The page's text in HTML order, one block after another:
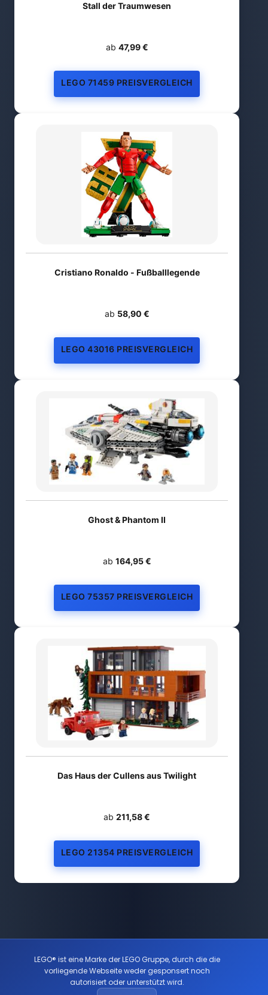
Stall der Traumwesen
ab 47,99 €
LEGO 71459 PREISVERGLEICH
Cristiano Ronaldo - Fußballlegende
ab 58,90 €
LEGO 43016 PREISVERGLEICH
Ghost & Phantom II
ab 164,95 €
LEGO 75357 PREISVERGLEICH
Das Haus der Cullens aus Twilight
ab 211,58 €
LEGO 21354 PREISVERGLEICH
LEGO® ist eine Marke der LEGO Gruppe, durch die die
vorliegende Webseite weder gesponsert noch
autorisiert oder unterstützt wird.